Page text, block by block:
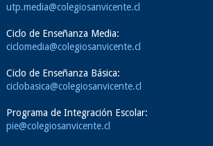
utp.media@colegiosanvicente.cl
Ciclo de Enseñanza Media:
ciclomedia@colegiosanvicente.cl
Ciclo de Enseñanza Básica:
ciclobasica@colegiosanvicente.cl
Programa de Integración Escolar:
pie@colegiosanvicente.cl